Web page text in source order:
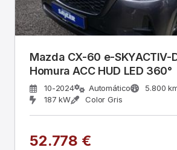
Mazda CX-60 e-SKYACTIV-
Homura ACC HUD LED 360°
10-2024 Automático 5.800
187 kW
Color Gris
52.778 €